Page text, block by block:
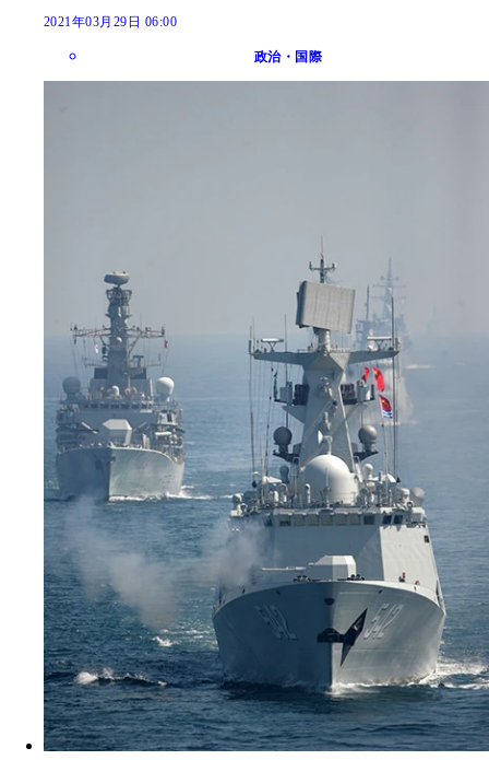
2021年03月29日 06:00
政治・国際